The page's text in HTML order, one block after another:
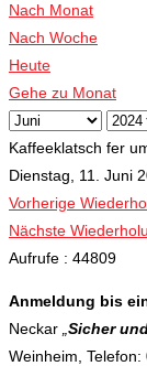
Nach Monat
Nach Woche
Heute
Gehe zu Monat
Kaffeeklatsch fer
Dienstag, 11. Juni
Vorherige
Nächste
Aufrufe : 44809
Anmeldung bis
Neckar Sicher
Weinheim, Telefon: